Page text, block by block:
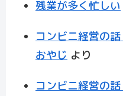
残業が多く忙しい
コンビニ経営の
おやじ より
コンビニ経営の